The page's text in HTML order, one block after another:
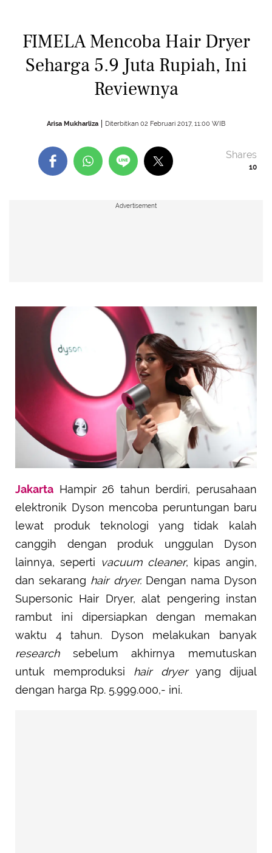
FIMELA Mencoba Hair Dryer
Seharga 5.9 Juta Rupiah, Ini
Reviewnya
Arisa Mukharliza Diterbitkan 02 Februari 2017, 11:00 WIB
10
Shares
Advertisement
Jakarta Hampir 26 tahun berdiri, perusahaan
elektronik Dyson mencoba peruntungan baru
lewat produk teknologi yang tidak kalah
canggih dengan produk unggulan Dyson
lainnya, seperti vacuum cleaner, kipas angin,
dan sekarang hair dryer.Dengan nama Dyson
Supersonic Hair Dryer, alat pengering instan
rambut ini dipersiapkan dengan memakan
waktu 4 tahun. Dyson melakukan banyak
researchsebelum akhirnya memutuskan
untuk memproduksi hair dryeryang dijual
dengan harga Rp. 5.999.000,- ini.